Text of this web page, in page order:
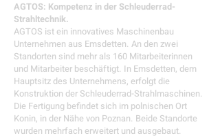
AGTOS: Kompetenz in der Schleuderrad-
Strahltechnik.
AGTOS ist ein innovatives Maschinenbau
Unternehmen aus Emsdetten. An den zwei
Standorten sind mehr als 160 Mitarbeiterinnen
und Mitarbeiter beschäftigt. In Emsdetten, dem
Hauptsitz des Unternehmens, erfolgt die
Konstruktion der Schleuderrad-Strahlmaschinen.
Die Fertigung befindet sich im polnischen Ort
Konin, in der Nähe von Poznan. Beide Standorte
wurden mehrfach erweitert und ausgebaut.